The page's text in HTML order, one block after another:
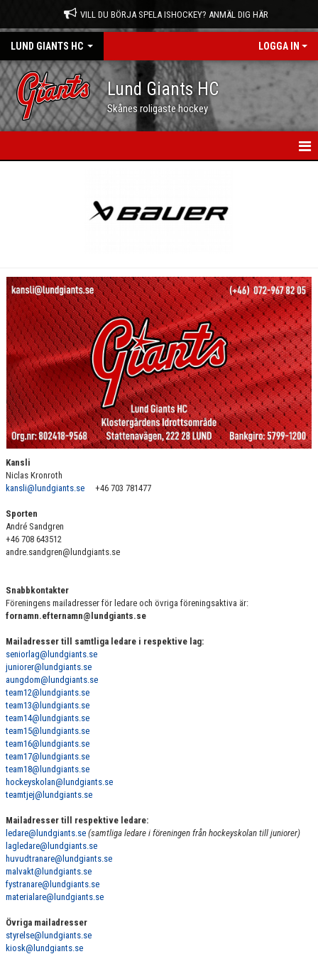
VILL DU BÖRJA SPELA ISHOCKEY? ANMÄL DIG HÄR
LUND GIANTS HC LOGGA IN
Lund Giants HC
Skånes roligaste hockey
OM OSS
SPONSORER
MEDLEMSKAP
DOKUMENT/LÄNKAR
LUND GIANTS RÖDA TRÅD
KONTAKTA OSS
KONTAKTA VÅRA LAG
ENGAGEMANG
BOKNING
Kansli
Niclas Kronroth
kansli@lundgiants.se +46 703 781477
Sporten
André Sandgren
+46 708 643512
andre.sandgren@lundgiants.se
Snabbkontakter
Föreningens mailadresser för ledare och övriga föreningsaktiva är:
fornamn.efternamn@lundgiants.se
Mailadresser till samtliga ledare i respektive lag:
seniorlag@lundgiants.se
juniorer@lundgiants.se
aungdom@lundgiants.se
team12@lundgiants.se
team13@lundgiants.se
team14@lundgiants.se
team15@lundgiants.se
team16@lundgiants.se
team17@lundgiants.se
team18@lundgiants.se
hockeyskolan@lundgiants.se
teamtjej@lundgiants.se
Mailadresser till respektive ledare:
ledare@lundgiants.se (samtliga ledare i föreningen från hockeyskolan till juniorer)
lagledare@lundgiants.se
huvudtranare@lundgiants.se
malvakt@lundgiants.se
fystranare@lundgiants.se
materialare@lundgiants.se
Övriga mailadresser
styrelse@lundgiants.se
kiosk@lundgiants.se